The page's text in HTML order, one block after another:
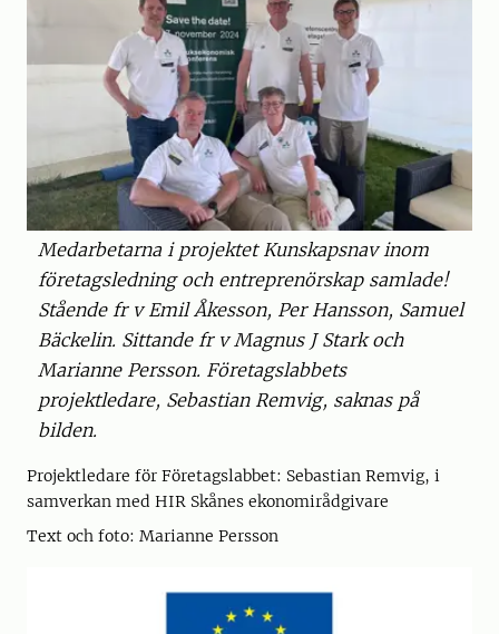
Medarbetarna i projektet Kunskapsnav inom
företagsledning och entreprenörskap samlade!
Stående fr v Emil Åkesson, Per Hansson, Samuel
Bäckelin. Sittande fr v Magnus J Stark och
Marianne Persson. Företagslabbets
projektledare, Sebastian Remvig, saknas på
bilden.
Projektledare för Företagslabbet: Sebastian Remvig, i
samverkan med HIR Skånes ekonomirådgivare
Text och foto: Marianne Persson